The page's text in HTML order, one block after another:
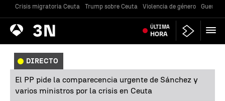
Crisis migratoria Ceuta Trump sobre Ceuta Violencia de género Guerra
Antena
3 Noticias ÚLTIMA
HORA
DIRECTO
El PP pide la comparecencia urgente de Sánchez y
varios ministros por la crisis en Ceuta